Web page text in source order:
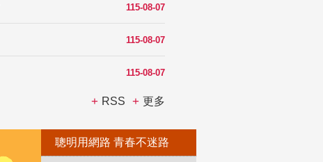
115-08-07
115-08-07
115-08-07
RSS 更多
聰明用網路 青春不迷路